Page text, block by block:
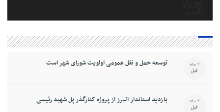
توسعه حمل و نقل عمومی اولویت شورای شهر است 2 ماه
قبل
بازدید استاندار البرز از پروژه کنارگذر پل شهید رئیسی 2 ماه
قبل